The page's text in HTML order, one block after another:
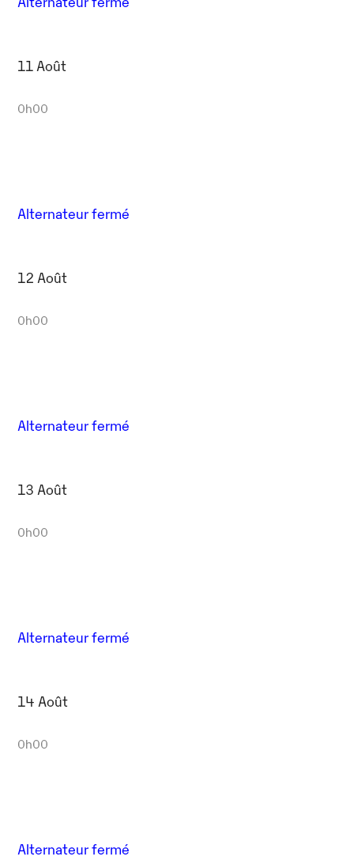
11 Août
0h00
Alternateur fermé
12 Août
0h00
Alternateur fermé
13 Août
0h00
Alternateur fermé
14 Août
0h00
Alternateur fermé